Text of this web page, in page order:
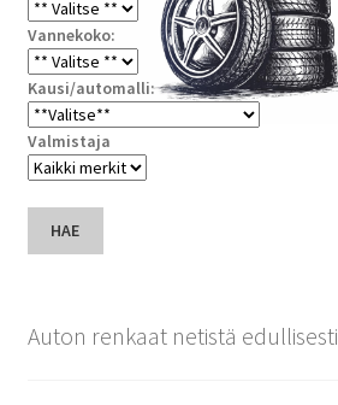
Vannekoko:
Kausi/automalli:
Valmistaja
HAE
Auton renkaat netistä edullisesti